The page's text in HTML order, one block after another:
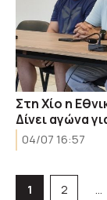
Στη Χίο η
Δίνει αγώνα
04/07 16:57
Σελίδα
1 Σελίδα
2 …